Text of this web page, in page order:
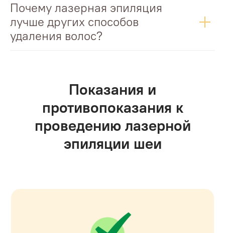
Почему лазерная эпиляция
лучше других способов
удаления волос?
Показания и
противопоказания к
проведению лазерной
эпиляции шеи